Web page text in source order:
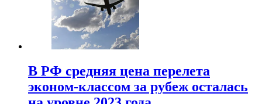
В РФ средняя цена перелета
эконом-классом за рубеж осталась